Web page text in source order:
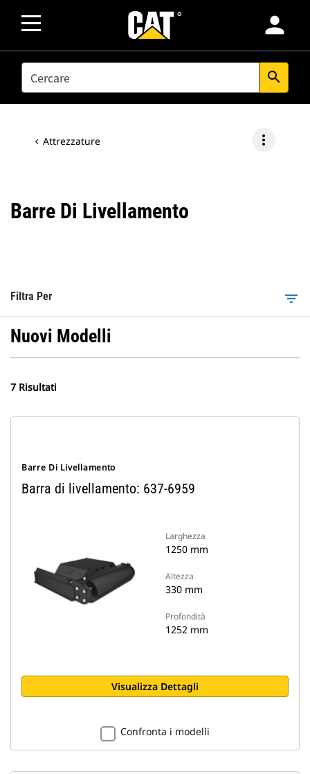
person
SEARCH search
Attrezzature more_vert
Barre Di Livellamento
Filtra Per filter_list
Nuovi Modelli
7 Risultati
Barre Di Livellamento
Barra di livellamento: 637-6959
Larghezza
1250 mm
Altezza
330 mm
Profondità
1252 mm
Visualizza Dettagli
Confronta i modelli